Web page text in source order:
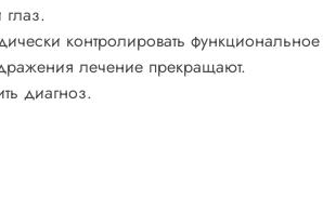
контролировать
лечение прекращают.
диагноз.